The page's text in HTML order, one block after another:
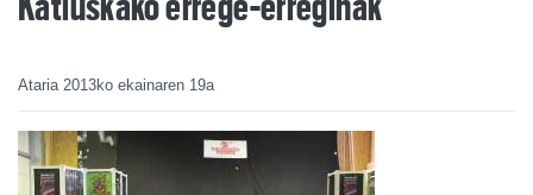
Ataria 2013ko ekainaren 19a